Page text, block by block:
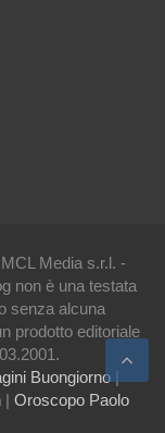
Media s.r.l. -
non è una testata
senza alcuna
prodotto editoriale
Buongiorno|
| Oroscopo Paolo